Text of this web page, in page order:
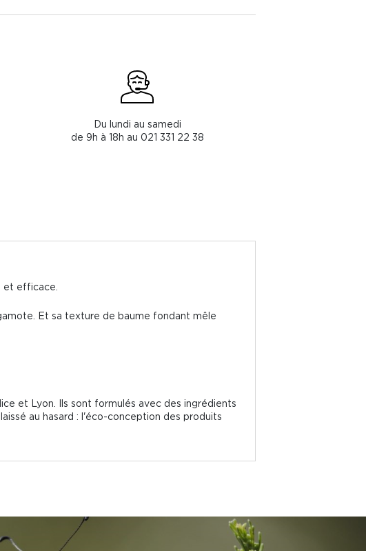
Du lundi au samedi
de 9h à 18h au 021 331 22 38
et efficace.
Et sa texture de baume fondant mêle
et Lyon. Ils sont formulés avec des ingrédients
au hasard : l'éco-conception des produits